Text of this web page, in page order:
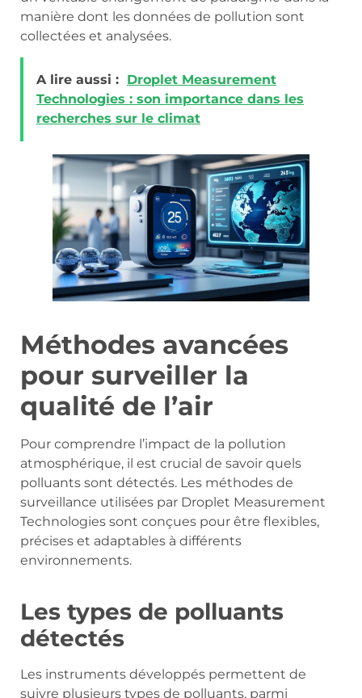
manière dont les données de pollution sont
collectées et analysées.
A lire aussi : Droplet Measurement
Technologies : son importance dans les
recherches sur le climat
Méthodes avancées
pour surveiller la
qualité de l’air
Pour comprendre l’impact de la pollution
atmosphérique, il est crucial de savoir quels
polluants sont détectés. Les méthodes de
surveillance utilisées par Droplet Measurement
Technologies sont conçues pour être flexibles,
précises et adaptables à différents
environnements.
Les types de polluants
détectés
Les instruments développés permettent de
suivre plusieurs types de polluants, parmi